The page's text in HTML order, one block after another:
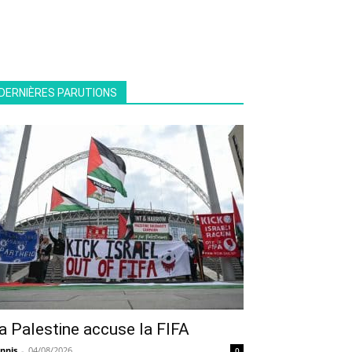
PARUTIONS
Palestine accuse la FIFA